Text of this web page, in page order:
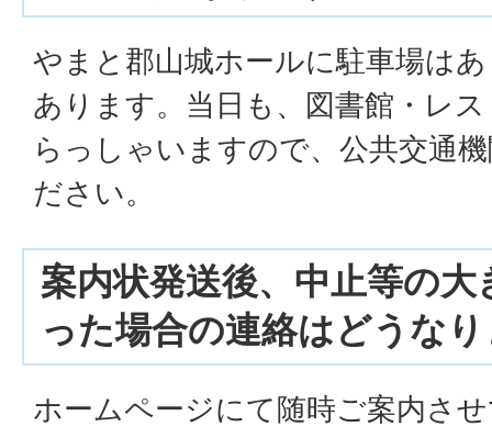
やまと郡山城ホールに駐車場は
あります。当日も、図書館・レ
らっしゃいますので、公共交通
ださい。
案内状発送後、中止等の
った場合の連絡はどうな
ホームページにて随時ご案内さ